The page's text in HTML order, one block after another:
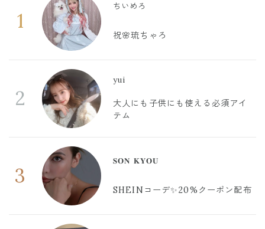
1
ちいめろ
祝🌸琉ちゃろ
2
yui
大人にも子供にも使える必須アイ
テム
3
𝐒𝐎𝐍 𝐊𝐘𝐎𝐔
SHEINコーデ✨20%クーポン配布